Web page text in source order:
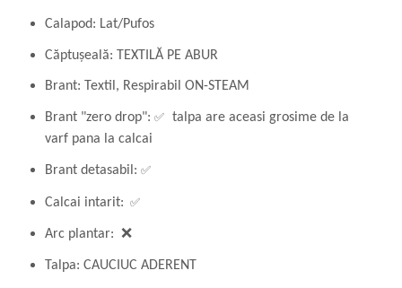
Calapod: Lat/Pufos
Căptușeală: TEXTILĂ PE ABUR
Brant: Textil, Respirabil ON-STEAM
Brant "zero drop": ✅ talpa are aceasi grosime de la
varf pana la calcai
Brant detasabil: ✅
Calcai intarit: ✅
Arc plantar: ❌
Talpa: CAUCIUC ADERENT